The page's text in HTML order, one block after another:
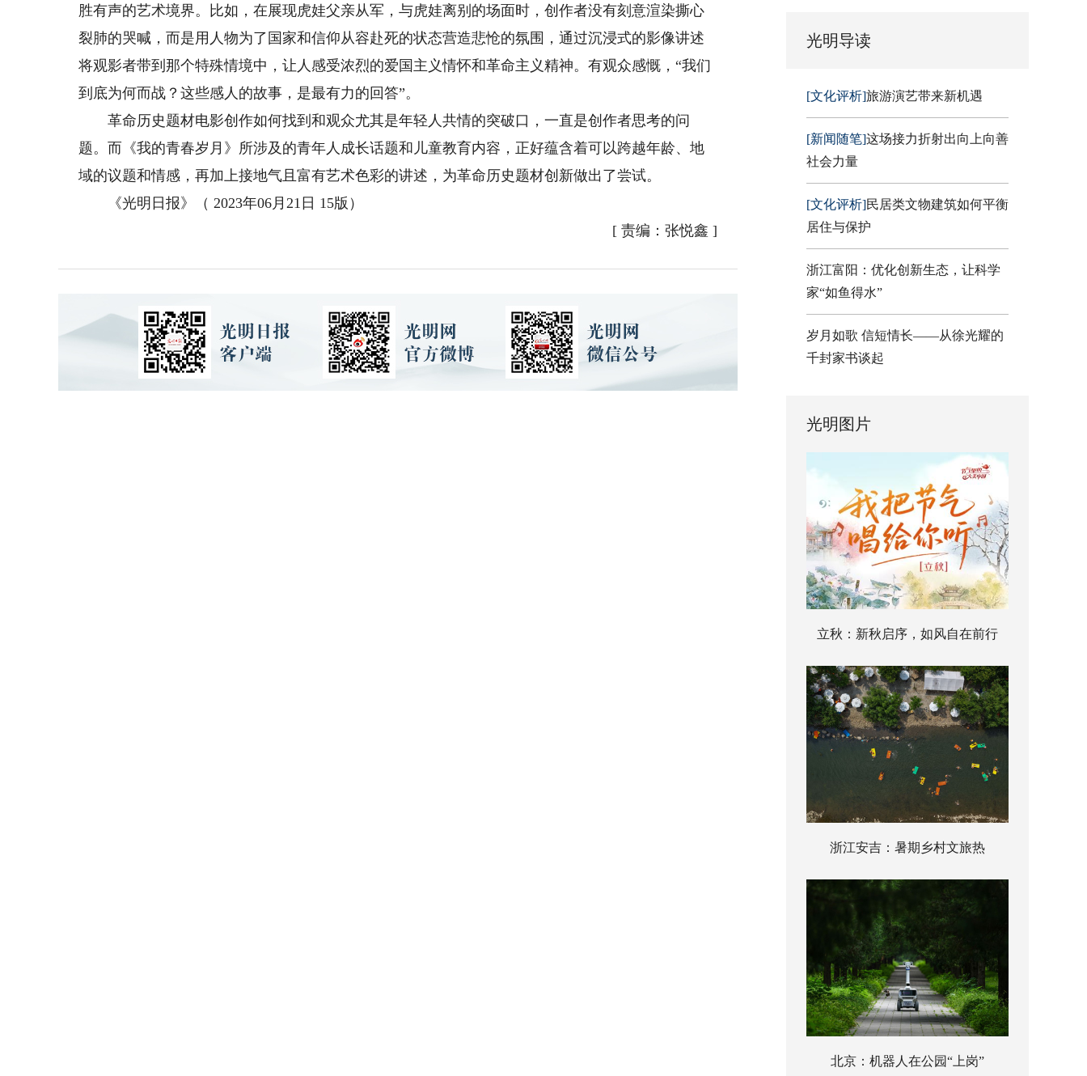
胜有声的艺术境界。比如，在展现虎娃父亲从军，与虎娃离别的场面时，创作者没有刻意渲染撕心
裂肺的哭喊，而是用人物为了国家和信仰从容赴死的状态营造悲怆的氛围，通过沉浸式的影像讲述
将观影者带到那个特殊情境中，让人感受浓烈的爱国主义情怀和革命主义精神。有观众感慨，“我们
到底为何而战？这些感人的故事，是最有力的回答”。
革命历史题材电影创作如何找到和观众尤其是年轻人共情的突破口，一直是创作者思考的问
题。而《我的青春岁月》所涉及的青年人成长话题和儿童教育内容，正好蕴含着可以跨越年龄、地
域的议题和情感，再加上接地气且富有艺术色彩的讲述，为革命历史题材创新做出了尝试。
《光明日报》（ 2023年06月21日 15版）
[ 责编：张悦鑫 ]
光明导读
[文化评析]旅游演艺带来新机遇
[新闻随笔]这场接力折射出向上向善
社会力量
[文化评析]民居类文物建筑如何平衡
居住与保护
浙江富阳：优化创新生态，让科学
家“如鱼得水”
岁月如歌 信短情长——从徐光耀的
千封家书谈起
光明图片
立秋：新秋启序，如风自在前行
浙江安吉：暑期乡村文旅热
北京：机器人在公园“上岗”